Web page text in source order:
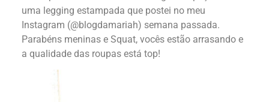
uma legging estampada que postei no meu
Instagram (@blogdamariah) semana passada.
Parabéns meninas e Squat, vocês estão arrasando e
a qualidade das roupas está top!